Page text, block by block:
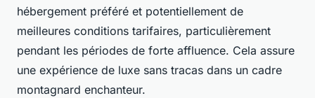
hébergement préféré et potentiellement de
meilleures conditions tarifaires, particulièrement
pendant les périodes de forte affluence. Cela assure
une expérience de luxe sans tracas dans un cadre
montagnard enchanteur.